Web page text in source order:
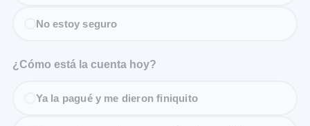
No estoy seguro
¿Cómo está la cuenta hoy?
Ya la pagué y me dieron finiquito